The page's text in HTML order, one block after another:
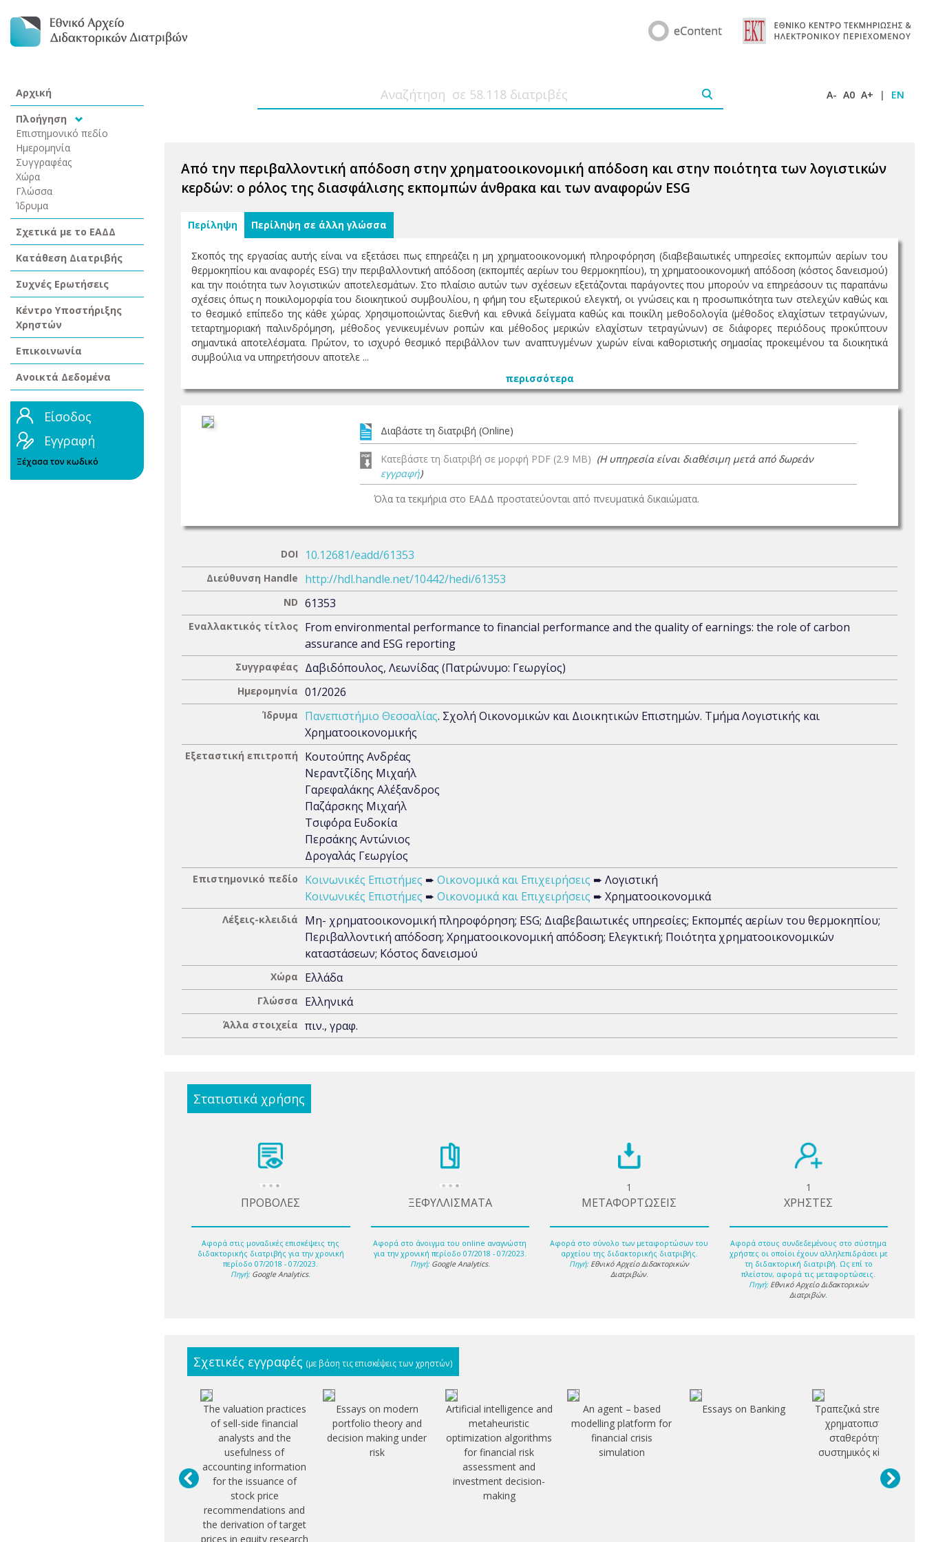
Αρχική
Πλοήγηση
Επιστημονικό πεδίο
Ημερομηνία
Συγγραφέας
Χώρα
Γλώσσα
Ίδρυμα
Σχετικά με το ΕΑΔΔ
Κατάθεση Διατριβής
Συχνές Ερωτήσεις
Κέντρο Υποστήριξης
Χρηστών
Επικοινωνία
Ανοικτά Δεδομένα
Είσοδος
Εγγραφή
Ξέχασα τον κωδικό
A- A0 A+ | EN
Από την περιβαλλοντική απόδοση στην χρηματοοικονομική απόδοση και στην ποιότητα των λογιστικών
κερδών: ο ρόλος της διασφάλισης εκπομπών άνθρακα και των αναφορών ESG
Περίληψη Περίληψη σε άλλη γλώσσα
Σκοπός της εργασίας αυτής είναι να εξετάσει πως επηρεάζει η μη χρηματοοικονομική πληροφόρηση (διαβεβαιωτικές υπηρεσίες εκπομπών αερίων του
θερμοκηπίου και αναφορές ESG) την περιβαλλοντική απόδοση (εκπομπές αερίων του θερμοκηπίου), τη χρηματοοικονομική απόδοση (κόστος δανεισμού)
και την ποιότητα των λογιστικών αποτελεσμάτων. Στο πλαίσιο αυτών των σχέσεων εξετάζονται παράγοντες που μπορούν να επηρεάσουν τις παραπάνω
σχέσεις όπως η ποικιλομορφία του διοικητικού συμβουλίου, η φήμη του εξωτερικού ελεγκτή, οι γνώσεις και η προσωπικότητα των στελεχών καθώς και
το θεσμικό επίπεδο της κάθε χώρας. Χρησιμοποιώντας διεθνή και εθνικά δείγματα καθώς και ποικίλη μεθοδολογία (μέθοδος ελαχίστων τετραγώνων,
τεταρτημοριακή παλινδρόμηση, μέθοδος γενικευμένων ροπών και μέθοδος μερικών ελαχίστων τετραγώνων) σε διάφορες περιόδους προκύπτουν
σημαντικά αποτελέσματα. Πρώτον, το ισχυρό θεσμικό περιβάλλον των αναπτυγμένων χωρών είναι καθοριστικής σημασίας προκειμένου τα διοικητικά
συμβούλια να υπηρετήσουν αποτελε ...
περισσότερα
Διαβάστε τη διατριβή (Online)
Κατεβάστε τη διατριβή σε μορφή PDF (2.9 MB) (Η υπηρεσία είναι διαθέσιμη μετά από δωρεάν
εγγραφή)
Όλα τα τεκμήρια στο ΕΑΔΔ προστατεύονται από πνευματικά δικαιώματα.
DOI 10.12681/eadd/61353
Διεύθυνση Handle http://hdl.handle.net/10442/hedi/61353
ND 61353
Εναλλακτικός τίτλος From environmental performance to financial performance and the quality of earnings: the role of carbon
assurance and ESG reporting
Συγγραφέας Δαβιδόπουλος, Λεωνίδας (Πατρώνυμο: Γεωργίος)
Ημερομηνία 01/2026
Ίδρυμα Πανεπιστήμιο Θεσσαλίας. Σχολή Οικονομικών και Διοικητικών Επιστημών. Τμήμα Λογιστικής και
Χρηματοοικονομικής
Εξεταστική επιτροπή
Κουτούπης Ανδρέας
Νεραντζίδης Μιχαήλ
Γαρεφαλάκης Αλέξανδρος
Παζάρσκης Μιχαήλ
Τσιφ΄όρα Ευδοκία
Περσάκης Αντώνιος
Δρογαλάς Γεωργίος
Επιστημονικό πεδίο Κοινωνικές Επιστήμες ➨ Οικονομικά και Επιχειρήσεις ➨ Λογιστική
Κοινωνικές Επιστήμες ➨ Οικονομικά και Επιχειρήσεις ➨ Χρηματοοικονομικά
Λέξεις-κλειδιά
Μη- χρηματοοικονομική πληροφόρηση; ESG; Διαβεβαιωτικές υπηρεσίες; Εκπομπές αερίων του θερμοκηπίου;
Περιβαλλοντική απόδοση; Χρηματοοικονομική απόδοση; Ελεγκτική; Ποιότητα χρηματοοικονομικών
καταστάσεων; Κόστος δανεισμού
Χώρα Ελλάδα
Γλώσσα Ελληνικά
Άλλα στοιχεία πιν., γραφ.
Στατιστικά χρήσης
ΠΡΟΒΟΛΕΣ
Αφορά στις μοναδικές επισκέψεις της
διδακτορικής διατριβής για την χρονική
περίοδο 07/2018 - 07/2023.
Πηγή: Google Analytics.
ΞΕΦΥΛΛΙΣΜΑΤΑ
Αφορά στο άνοιγμα του online αναγνώστη
για την χρονική περίοδο 07/2018 - 07/2023.
Πηγή: Google Analytics.
1
ΜΕΤΑΦΟΡΤΩΣΕΙΣ
Αφορά στο σύνολο των μεταφορτώσων του
αρχείου της διδακτορικής διατριβής.
Πηγή: Εθνικό Αρχείο Διδακτορικών
Διατριβών.
1
ΧΡΗΣΤΕΣ
Αφορά στους συνδεδεμένους στο σύστημα
χρήστες οι οποίοι έχουν αλληλεπιδράσει με
τη διδακτορική διατριβή. Ως επί το
πλείστον, αφορά τις μεταφορτώσεις.
Πηγή: Εθνικό Αρχείο Διδακτορικών
Διατριβών.
Σχετικές εγγραφές (με βάση τις επισκέψεις των χρηστών)
The valuation practices
of sell-side financial
analysts and the
usefulness of
accounting information
for the issuance of
stock price
recommendations and
the derivation of target
prices in equity research
Essays on modern
portfolio theory and
decision making under
risk
Artificial intelligence and
metaheuristic
optimization algorithms
for financial risk
assessment and
investment decision-
making
An agent – based
modelling platform for
financial crisis
simulation
Essays on Banking
Τραπεζικά stress tests,
χρηματοπιστωτική
σταθερότητα και
συστημικός κίνδυνος